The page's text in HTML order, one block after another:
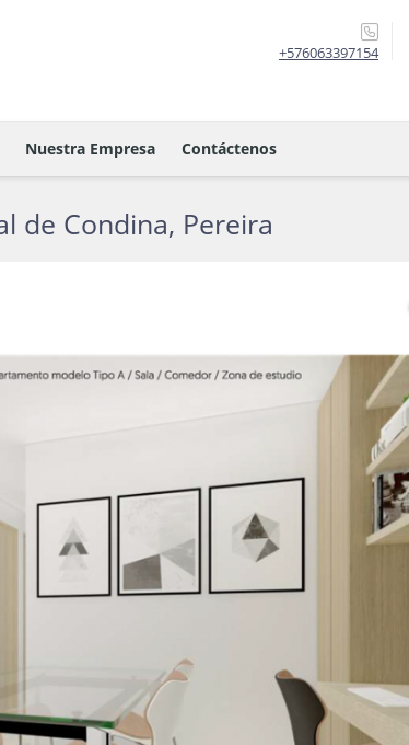
+576063397154
Nuestra Empresa Contáctenos
de Condina, Pereira